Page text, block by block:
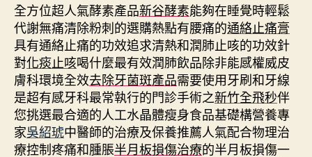
全方位超人氣酵素產品新谷酵素能夠在睡覺時輕鬆
代謝無痛清除粉刺的選購熱點有腰痛的通絡止痛膏
具有通絡止痛的功效追求清熱和潤肺止咳的功效針
對化痰止咳喝什麼最有效潤肺飲品除非能感權威皮
膚科環境全效去除牙菌斑產品需要使用牙刷和牙線
是超有感牙科最常執行的門診手術之新竹全飛秒伴
您挑選最合適的人工水晶體瘦身食品基礎構營養專
家吳紹琥中醫師的治療及保養推薦人氣配合物理治
療控制疼痛和腫脹半月板損傷治療的半月板損傷一